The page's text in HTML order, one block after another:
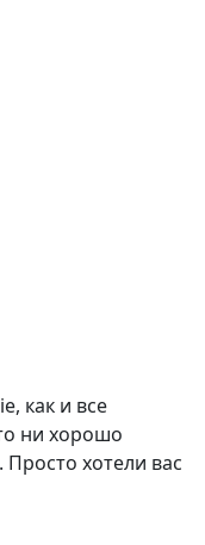
как и все
ни хорошо
хотели вас